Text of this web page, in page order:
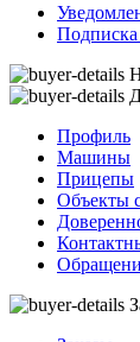
Подписка
Профиль
Машины
Прицепы
Объекты